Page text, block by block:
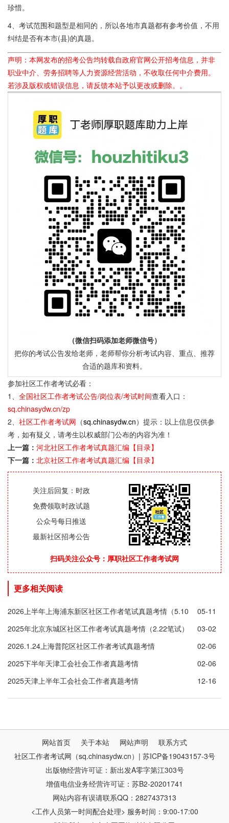
珍惜。
4、考试范围和题型是相同的，所以各地市真题都有参考价值，不用
纠结是否有本市(县)的真题。
声明：本网发布的招考公告均转载自政府官网公开招考信息，并非
职业中介、劳务招聘等人力资源经营活动，不收取任何中介费用。
若涉及版权或错误信息，请反馈本站予以更改或删除。。
（微信扫码添加老师微信号）
把你的考试公告发给老师，老师帮你分析考试内容、重点、推荐
合适的题库和资料。
参加社区工作者考试必看：
1、 全国社区工作者考试公告/岗位表/考试时间查看入口：
sq.chinasydw.cn/zp
2、 社区工作者考试网 （sq.chinasydw.cn）提示：以上信息仅供参
考，如有疑义，请考生以权威部门公布的内容为准！
上一篇： 河北社区工作者考试真题汇编【目录】
下一篇： 北京社区工作者考试真题汇编【目录】
关注后回复：时政
免费领取时政试题
公众号每日推送
最新社区招考公告
扫码关注公众号：厚职社区工作者考试网
更多相关阅读
2026上半年上海浦东新区社区工作者笔试真题考情（5.10
笔试）
05-11
2025年北京东城区社区工作者考试真题考情（2.22笔试）
03-02
2026.1.24上海普陀区社区工作者考试真题考情
02-06
2025下半年天津工会社会工作者真题考情
02-06
2025天津上半年工会社会工作者真题考情
12-16
网站首页 关于本站 网站声明
联系方式
社区工作者考试网（sq.chinasydw.cn）| 苏ICP备19043157-3号
出版物经营许可证：新出发A零字第江303号
增值电信业务经营许可证：苏B2-20201741
网站内容有误请联系QQ：2827437313
<工作人员第一时间配合处理> 服务时间：9:00-17:00